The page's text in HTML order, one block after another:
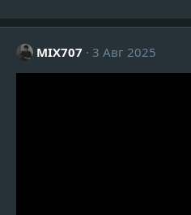
MIX707 3 Авг 2025